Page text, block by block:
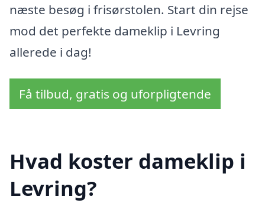
næste besøg i frisørstolen. Start din rejse
mod det perfekte dameklip i Levring
allerede i dag!
Få tilbud, gratis og uforpligtende
Hvad koster dameklip i
Levring?